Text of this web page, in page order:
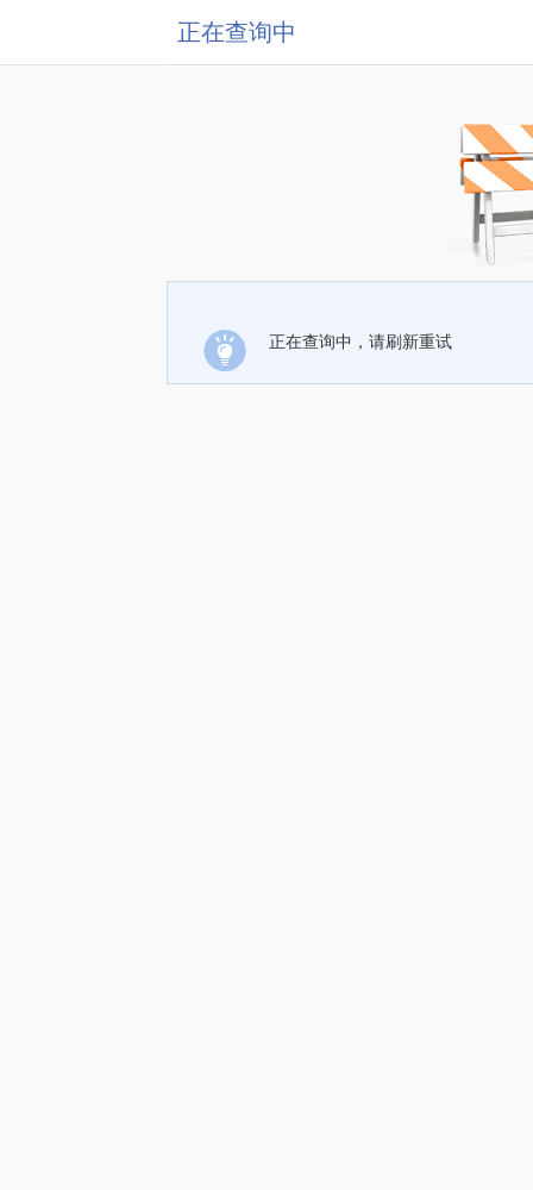
正在查询中
正在查询中，请刷新重试